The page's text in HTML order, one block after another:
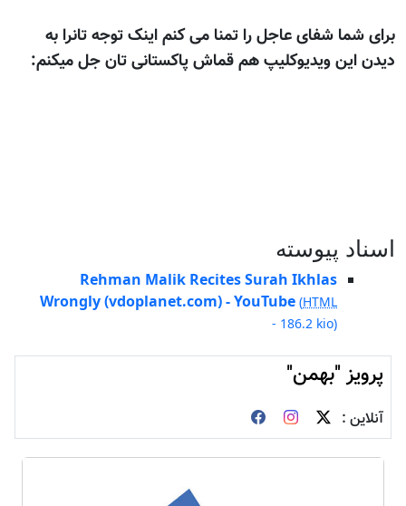
برای شما شفای عاجل را تمنا می کنم اینک توجه تانرا به
دیدن این ویدیوکلیپ هم قماش پاکستانی تان جل میکنم:
اسناد پيوسته
Rehman Malik Recites Surah Ikhlas
Wrongly (vdoplanet.com) - YouTube (HTML
- 186.2 kio)
پرویز "بهمن"
آنلاین :